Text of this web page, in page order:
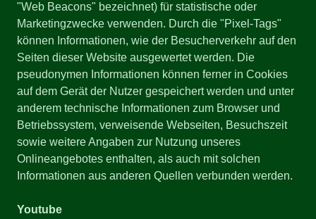
"Web Beacons" bezeichnet) für statistische oder
Marketingzwecke verwenden. Durch die "Pixel-Tags"
können Informationen, wie der Besucherverkehr auf den
Seiten dieser Website ausgewertet werden. Die
pseudonymen Informationen können ferner in Cookies
auf dem Gerät der Nutzer gespeichert werden und unter
anderem technische Informationen zum Browser und
Betriebssystem, verweisende Webseiten, Besuchszeit
sowie weitere Angaben zur Nutzung unseres
Onlineangebotes enthalten, als auch mit solchen
Informationen aus anderen Quellen verbunden werden.
Youtube